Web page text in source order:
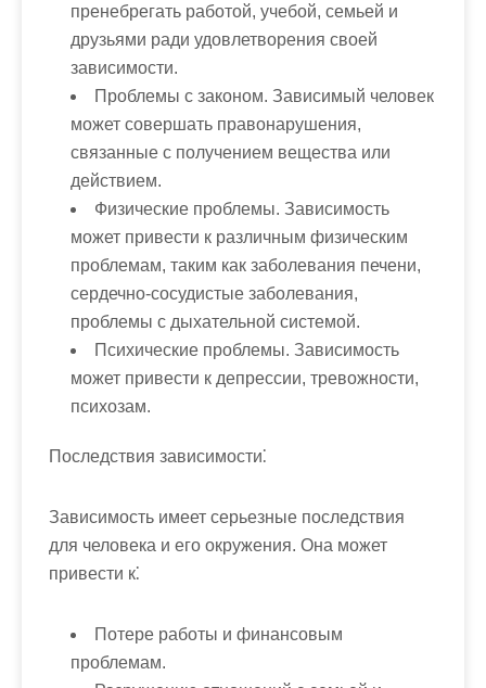
пренебрегать работой, учебой, семьей и
друзьями ради удовлетворения своей
зависимости.
Проблемы с законом. Зависимый человек
может совершать правонарушения,
связанные с получением вещества или
действием.
Физические проблемы. Зависимость
может привести к различным физическим
проблемам, таким как заболевания печени,
сердечно-сосудистые заболевания,
проблемы с дыхательной системой.
Психические проблемы. Зависимость
может привести к депрессии, тревожности,
психозам.
Последствия зависимости⁚
Зависимость имеет серьезные последствия
для человека и его окружения. Она может
привести к⁚
Потере работы и финансовым
проблемам.